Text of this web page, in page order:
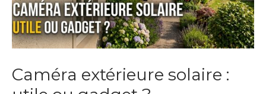
Caméra extérieure solaire :